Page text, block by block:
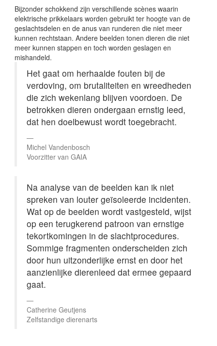
Bijzonder schokkend zijn verschillende scènes waarin
elektrische prikkelaars worden gebruikt ter hoogte van de
geslachtsdelen en de anus van runderen die niet meer
kunnen rechtstaan. Andere beelden tonen dieren die niet
meer kunnen stappen en toch worden geslagen en
mishandeld.
Het gaat om herhaalde fouten bij de
verdoving, om brutaliteiten en wreedheden
die zich wekenlang blijven voordoen. De
betrokken dieren ondergaan ernstig leed,
dat hen doelbewust wordt toegebracht.
Michel Vandenbosch
Voorzitter van GAIA
Na analyse van de beelden kan ik niet
spreken van louter geïsoleerde incidenten.
Wat op de beelden wordt vastgesteld, wijst
op een terugkerend patroon van ernstige
tekortkomingen in de slachtprocedures.
Sommige fragmenten onderscheiden zich
door hun uitzonderlijke ernst en door het
aanzienlijke dierenleed dat ermee gepaard
gaat.
Catherine Geutjens
Zelfstandige dierenarts